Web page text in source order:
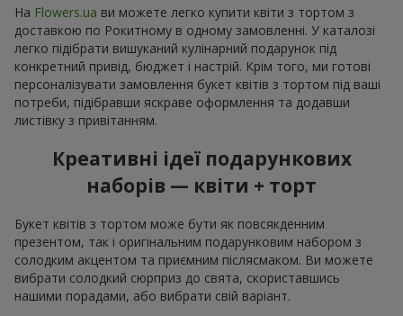
На Flowers.ua ви можете легко купити квіти з тортом з
доставкою по Рокитному в одному замовленні. У каталозі
легко підібрати вишуканий кулінарний подарунок під
конкретний привід, бюджет і настрій. Крім того, ми готові
персоналізувати замовлення букет квітів з тортом під ваші
потреби, підібравши яскраве оформлення та додавши
листівку з привітанням.
Креативні ідеї подарункових
наборів — квіти + торт
Букет квітів з тортом може бути як повсякденним
презентом, так і оригінальним подарунковим набором з
солодким акцентом та приємним післясмаком. Ви можете
вибрати солодкий сюрприз до свята, скориставшись
нашими порадами, або вибрати свій варіант.